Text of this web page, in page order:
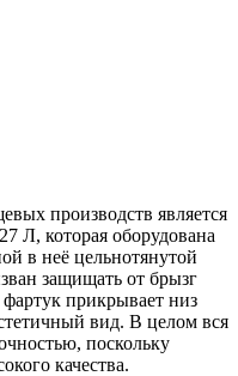
производств является
Л, которая оборудована
в неё цельнотянутой
защищать от брызг
прикрывает низ
вид. В целом вся
поскольку
качества.